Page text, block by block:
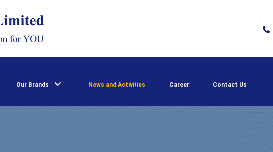
Our Brands News and Activities Career Contact Us